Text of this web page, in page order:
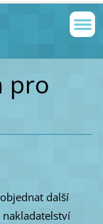
pro
další